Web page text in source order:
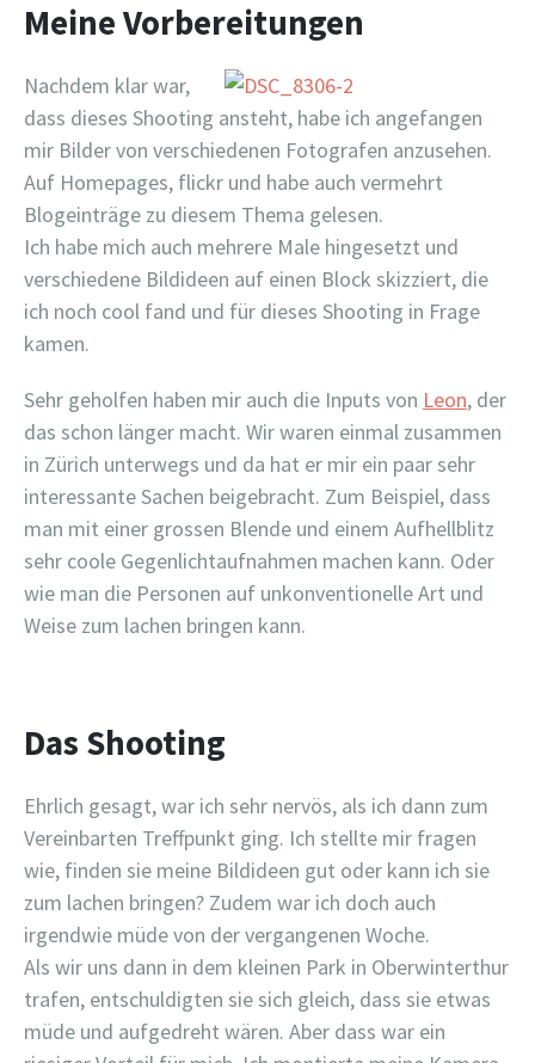
Meine Vorbereitungen
Nachdem klar war,
dass dieses Shooting ansteht, habe ich angefangen
mir Bilder von verschiedenen Fotografen anzusehen.
Auf Homepages, flickr und habe auch vermehrt
Blogeinträge zu diesem Thema gelesen.
Ich habe mich auch mehrere Male hingesetzt und
verschiedene Bildideen auf einen Block skizziert, die
ich noch cool fand und für dieses Shooting in Frage
kamen.
Sehr geholfen haben mir auch die Inputs von Leon, der
das schon länger macht. Wir waren einmal zusammen
in Zürich unterwegs und da hat er mir ein paar sehr
interessante Sachen beigebracht. Zum Beispiel, dass
man mit einer grossen Blende und einem Aufhellblitz
sehr coole Gegenlichtaufnahmen machen kann. Oder
wie man die Personen auf unkonventionelle Art und
Weise zum lachen bringen kann.
Das Shooting
Ehrlich gesagt, war ich sehr nervös, als ich dann zum
Vereinbarten Treffpunkt ging. Ich stellte mir fragen
wie, finden sie meine Bildideen gut oder kann ich sie
zum lachen bringen? Zudem war ich doch auch
irgendwie müde von der vergangenen Woche.
Als wir uns dann in dem kleinen Park in Oberwinterthur
trafen, entschuldigten sie sich gleich, dass sie etwas
müde und aufgedreht wären. Aber dass war ein